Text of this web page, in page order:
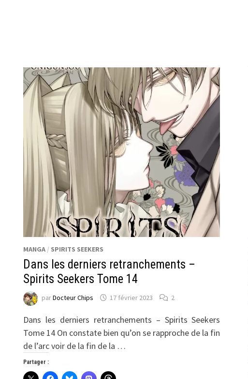
MANGA / SPIRITS SEEKERS
Dans les derniers retranchements –
Spirits Seekers Tome 14
parDocteur Chips 17 février 2023 2
Dans les derniers retranchements – Spirits Seekers
Tome 14 On constate bien qu’on se rapproche de la fin
de l’arc voir de la fin de la …
Partager :